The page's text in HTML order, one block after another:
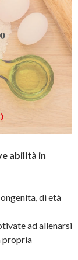
abilità in
di età
ad allenarsi
propria